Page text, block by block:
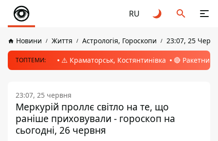
RU
Новини Життя Астрологія, Гороскопи 23:07, 25
ТОПТЕМИ: ⚠️ Краматорськ, Костянтинівка 🔴 Ракетний
23:07, 25 червня
Меркурій проллє світло на те, що
раніше приховували - гороскоп на
сьогодні, 26 червня